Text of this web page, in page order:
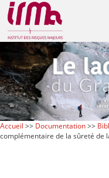
Accueil >> Documentation>>
complémentaire de la sûreté de